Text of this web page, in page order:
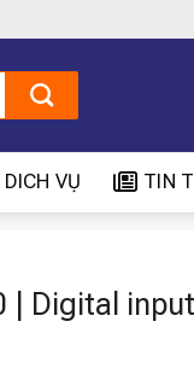
DICH VỤ TIN
| Digital